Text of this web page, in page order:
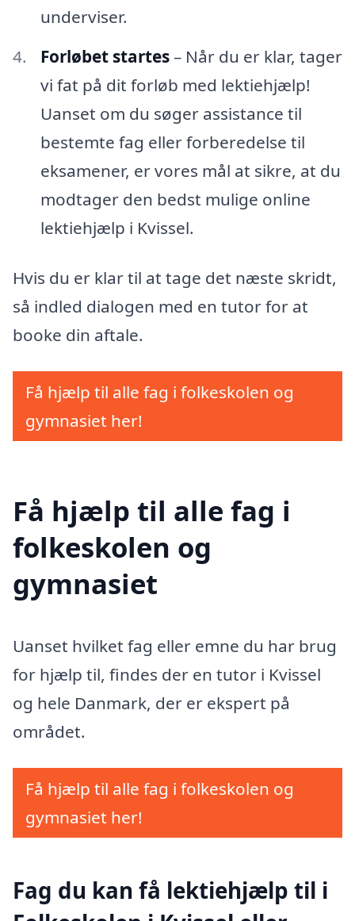
underviser.
Forløbet startes– Når du er klar, tager
vi fat på dit forløb med lektiehjælp!
Uanset om du søger assistance til
bestemte fag eller forberedelse til
eksamener, er vores mål at sikre, at du
modtager den bedst mulige online
lektiehjælp i Kvissel.
Hvis du er klar til at tage det næste skridt,
så indled dialogen med en tutor for at
booke din aftale.
Få hjælp til alle fag i folkeskolen og
gymnasiet her!
Få hjælp til alle fag i
folkeskolen og
gymnasiet
Uanset hvilket fag eller emne du har brug
for hjælp til, findes der en tutor i Kvissel
og hele Danmark, der er ekspert på
området.
Få hjælp til alle fag i folkeskolen og
gymnasiet her!
Fag du kan få lektiehjælp til i